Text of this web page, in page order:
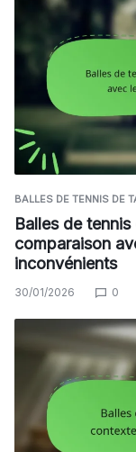
BALLES DE TENNIS DE
Balles de
comparaison
inconvénients
30/01/2026 0